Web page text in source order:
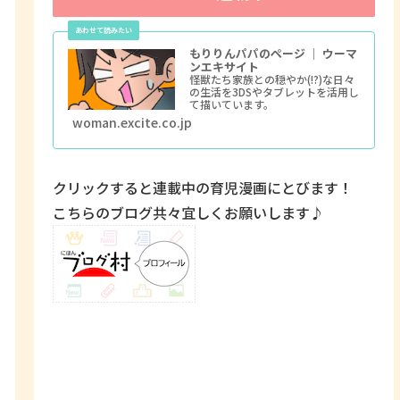
もりりんパパのページ ｜ ウーマ
ンエキサイト
怪獣たち家族との穏やか(!?)な日々
の生活を3DSやタブレットを活用し
て描いています。
woman.excite.co.jp
クリックすると連載中の育児漫画にとびます！
こちらのブログ共々宜しくお願いします♪